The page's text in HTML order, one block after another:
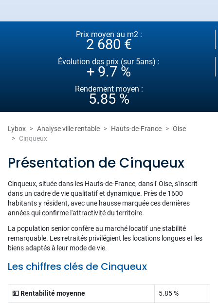
Prix moyen au m2 :
2 680 €
Évolution des prix (sur 5ans) :
+ 9.7 %
Rendement moyen :
5.85 %
Lybox Analyse ville rentable Hauts-de-France
Oise
Cinqueux
Présentation de Cinqueux
Cinqueux, située dans les Hauts-de-France, dans l' Oise, s'inscrit
dans un cadre de vie qualitatif et dynamique. Près de 1600
habitants y résident, avec une hausse marquée ces dernières
années qui confirme l'attractivité du territoire.
La population senior confère au marché locatif une stabilité
remarquable. Les retraités privilégient les locations longues et les
biens adaptés à leur mode de vie.
Les chiffres clés de Cinqueux
💵 Rentabilité moyenne 5.85 %